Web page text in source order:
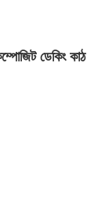
ডেকিং কাঠ